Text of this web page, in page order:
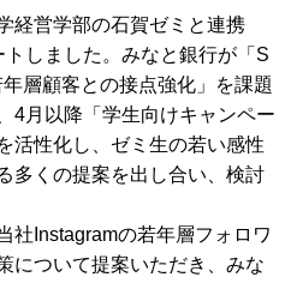
経営学部の石賀ゼミと連携
しました。みなと銀行が「S
層顧客との接点強化」を課題
4月以降「学生向けキャンペー
活性化し、ゼミ生の若い感性
多くの提案を出し合い、検討
社Instagramの若年層フォロワ
について提案いただき、みな